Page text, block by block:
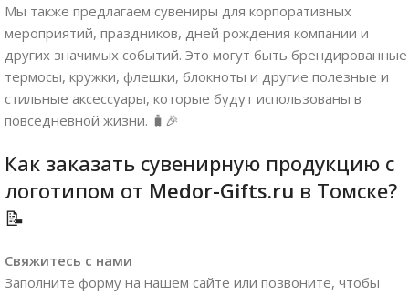
Мы также предлагаем сувениры для корпоративных
мероприятий, праздников, дней рождения компании и
других значимых событий. Это могут быть брендированные
термосы, кружки, флешки, блокноты и другие полезные и
стильные аксессуары, которые будут использованы в
повседневной жизни. 🧳🎉
Как заказать сувенирную продукцию с
логотипом от Medor-Gifts.ru в Томске?
📝
Свяжитесь с нами
Заполните форму на нашем сайте или позвоните, чтобы